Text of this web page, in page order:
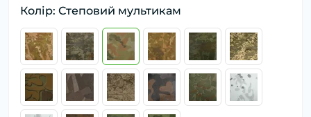
Колір: Степовий мультикам